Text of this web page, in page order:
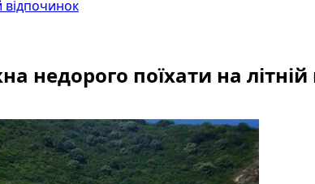
відпочинок
недорого поїхати на